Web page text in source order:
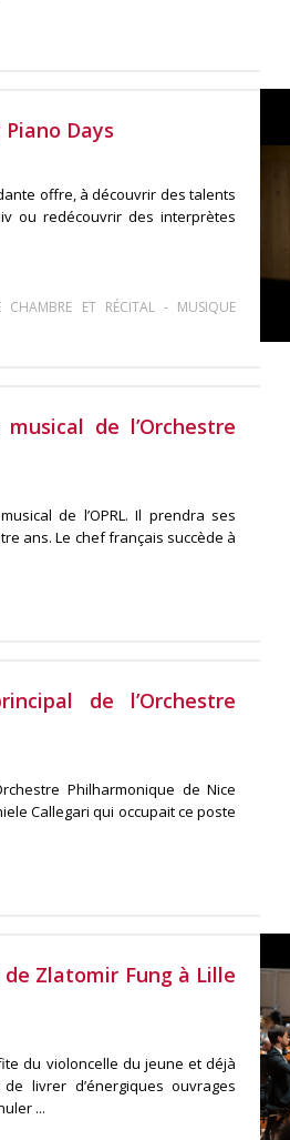
Days
offre, à découvrir des talents
ou redécouvrir des interprètes
CHAMBRE ET RÉCITAL- MUSIQUE
de l’Orchestre
de l’OPRL. Il prendra ses
ans. Le chef français succède à
de l’Orchestre
Philharmonique de Nice
Callegari qui occupait ce poste
Zlatomir Fung à Lille
du violoncelle du jeune et déjà
livrer d’énergiques ouvrages
...